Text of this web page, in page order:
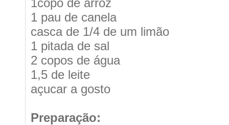
1copo de arroz
1 pau de canela
casca de 1/4 de um limão
1 pitada de sal
2 copos de água
1,5 de leite
açucar a gosto
Preparação: